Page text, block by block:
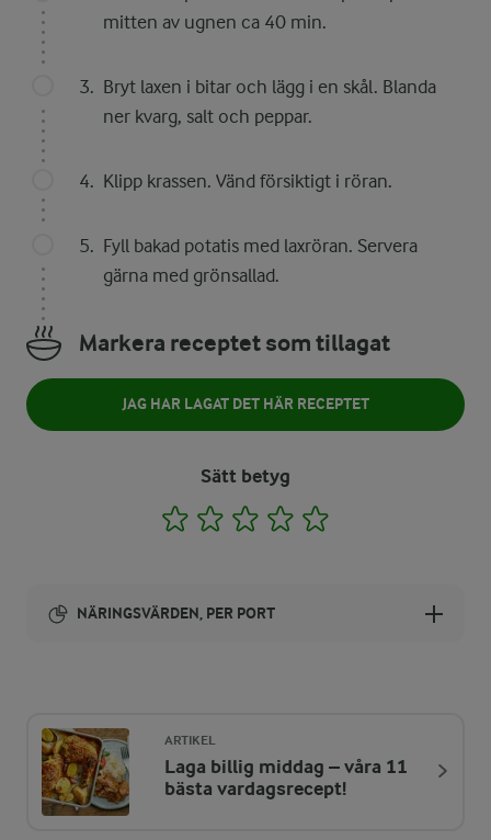
mitten av ugnen ca 40 min.
Bryt laxen i bitar och lägg i en skål. Blanda
ner kvarg, salt och peppar.
Klipp krassen. Vänd försiktigt i röran.
Fyll bakad potatis med laxröran. Servera
gärna med grönsallad.
Markera receptet som tillagat
JAG HAR LAGAT DET HÄR RECEPTET
Sätt betyg
1 2 3 4
NÄRINGSVÄRDEN, PER PORT
ENERGIDISTRIBUTION %
NÄRINGSVÄRDEN PER PORT
ARTIKEL
Laga billig middag – våra 11
bästa vardagsrecept!